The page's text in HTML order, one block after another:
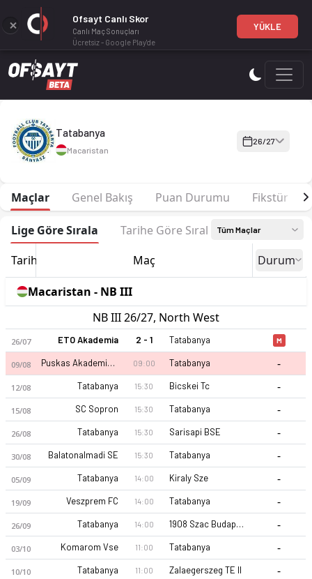
Tatabanya 26-27 sezonu | NB III NB III 26/27, North
Tatabanya
Macaristan
26/27
Maçlar Genel Bakış Puan Durumu Fikstür
Lige Göre Sırala Tarihe Göre Sırala Tüm Maçlar
Tarih Maç Durum
Macaristan - NB III
NB III 26/27, North West
26/07 ETO Akademia 2 - 1 Tatabanya M
09/08 Puskas Akademia II 09:00 Tatabanya -
12/08 Tatabanya 15:30 Bicskei Tc -
15/08 SC Sopron 15:30 Tatabanya -
26/08 Tatabanya 15:30 Sarisapi BSE -
30/08 Balatonalmadi SE 15:30 Tatabanya -
05/09 Tatabanya 14:00 Kiraly Sze -
19/09 Veszprem FC 14:00 Tatabanya -
26/09 Tatabanya 14:00 1908 Szac Budapest -
03/10 Komarom Vse 11:00 Tatabanya -
10/10 Tatabanya 11:00 Zalaegerszeg TE II -
Ofsayt Canlı Skor
Canlı Maç Sonuçları
Ücretsiz - Google Play'de
YÜKLE